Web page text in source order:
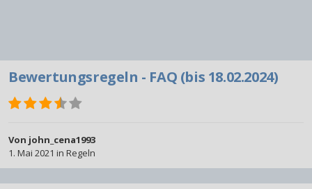
Bewertungsregeln - FAQ (bis 18.02.2024)
Von john_cena1993
1. Mai 2021 in Regeln